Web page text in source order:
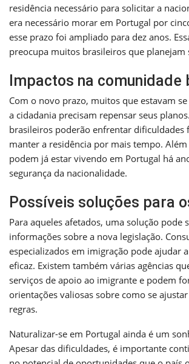
residência necessário para solicitar a
era necessário morar em Portugal por
esse prazo foi ampliado para dez anos.
preocupa muitos brasileiros que planejam
Impactos na
Com o novo prazo, muitos que estavam
a cidadania precisam repensar seus
brasileiros poderão enfrentar dificuldades
manter a residência por mais tempo.
podem já estar vivendo em Portugal há
segurança da nacionalidade.
Possíveis soluções para
Para aqueles afetados, uma solução pode
informações sobre a nova legislação.
especializados em imigração pode ajudar
eficaz. Existem também várias agências
serviços de apoio ao imigrante e podem
orientações valiosas sobre como se
regras.
Naturalizar-se em Portugal ainda é um
Apesar das dificuldades, é importante